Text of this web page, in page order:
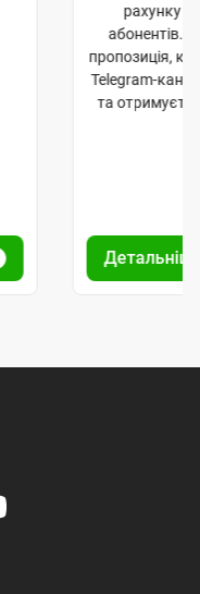
рахунку
абонентів.
пропозиція,
Telegram-
та